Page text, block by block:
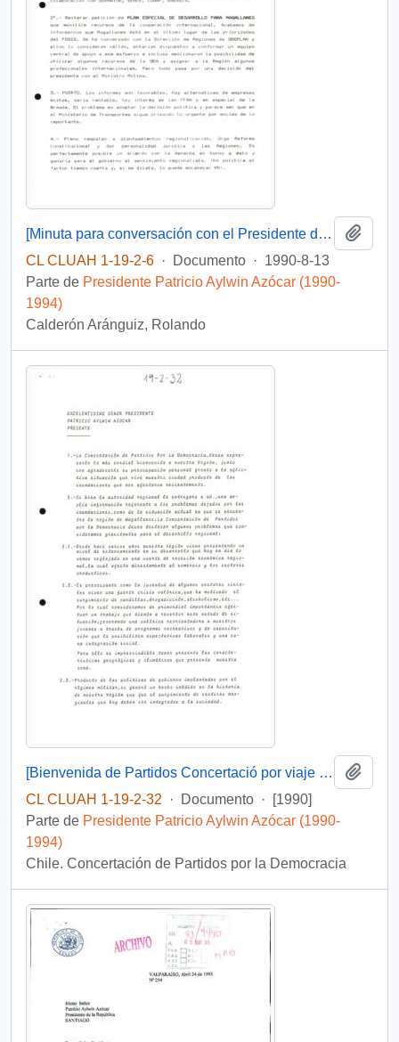
[Minuta para conversación con el Presidente de Senador XII Región]
CL CLUAH 1-19-2-6 · Documento · 1990-8-13
Parte de Presidente Patricio Aylwin Azócar (1990-
1994)
Calderón Aránguiz, Rolando
[Bienvenida de Partidos Concertació por viaje del Presidente a Magallanes]
CL CLUAH 1-19-2-32
· Documento ·
[1990]
Parte de Presidente Patricio Aylwin Azócar (1990-
1994)
Chile. Concertación de Partidos por la Democracia